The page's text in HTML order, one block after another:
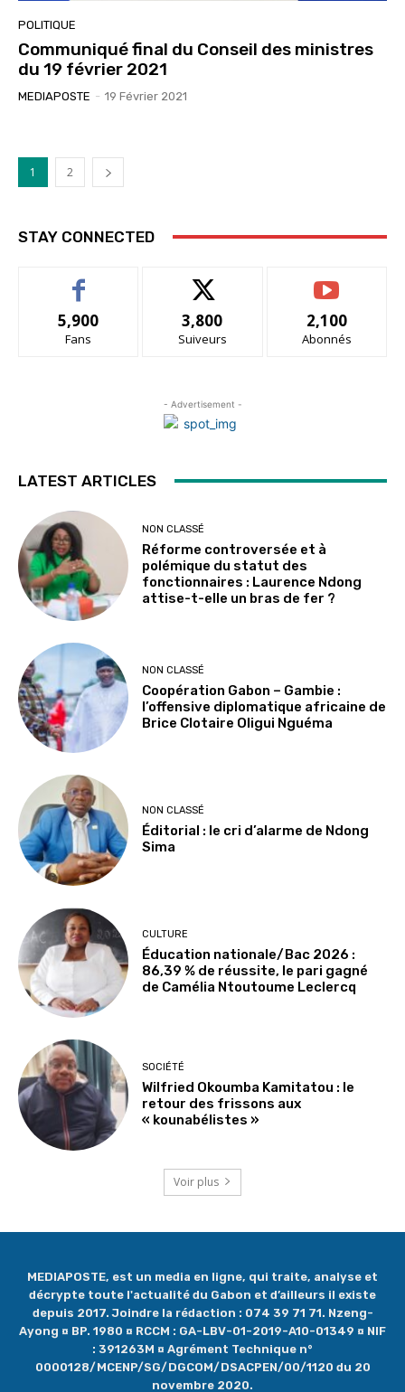
POLITIQUE
Communiqué final du Conseil des ministres
du 19 février 2021
MEDIAPOSTE - 19 Février 2021
1 2
STAY CONNECTED
5,900
Fans
3,800
Suiveurs
2,100
Abonnés
- Advertisement -
LATEST ARTICLES
NON CLASSÉ
Réforme controversée et à
polémique du statut des
fonctionnaires : Laurence Ndong
attise-t-elle un bras de fer ?
NON CLASSÉ
Coopération Gabon – Gambie :
l’offensive diplomatique africaine de
Brice Clotaire Oligui Nguéma
NON CLASSÉ
Éditorial : le cri d’alarme de Ndong
Sima
CULTURE
Éducation nationale/Bac 2026 :
86,39 % de réussite, le pari gagné
de Camélia Ntoutoume Leclercq
SOCIÉTÉ
Wilfried Okoumba Kamitatou : le
retour des frissons aux
« kounabélistes »
Voir plus
MEDIAPOSTE, est un media en ligne, qui traite, analyse et
décrypte toute l'actualité du Gabon et d’ailleurs il existe
depuis 2017. Joindre la rédaction : 074 39 71 71. Nzeng-
Ayong ¤ BP. 1980 ¤ RCCM : GA-LBV-01-2019-A10-01349 ¤ NIF
: 391263M ¤ Agrément Technique n°
0000128/MCENP/SG/DGCOM/DSACPEN/00/1120 du 20
novembre 2020.